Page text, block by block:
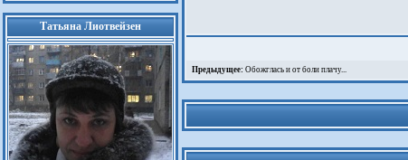
Татьяна Лиотвейзен
Предыдущее: Обожглась и от боли плачу...